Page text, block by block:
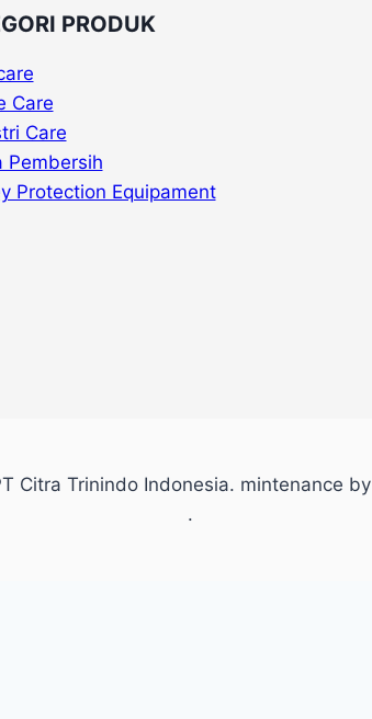
PRODUK
Care
Care
Pembersih
Protection Equipament
Citra Trinindo Indonesia. mintenance by
.